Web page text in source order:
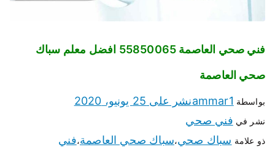
فني صحي العاصمة 55850065 افضل معلم سباك
صحي العاصمة
بواسطة ammar1نشر على 25 يونيو، 2020
نشر في فني صحي
ذو علامة سباك صحي،سباك صحي العاصمة،فني